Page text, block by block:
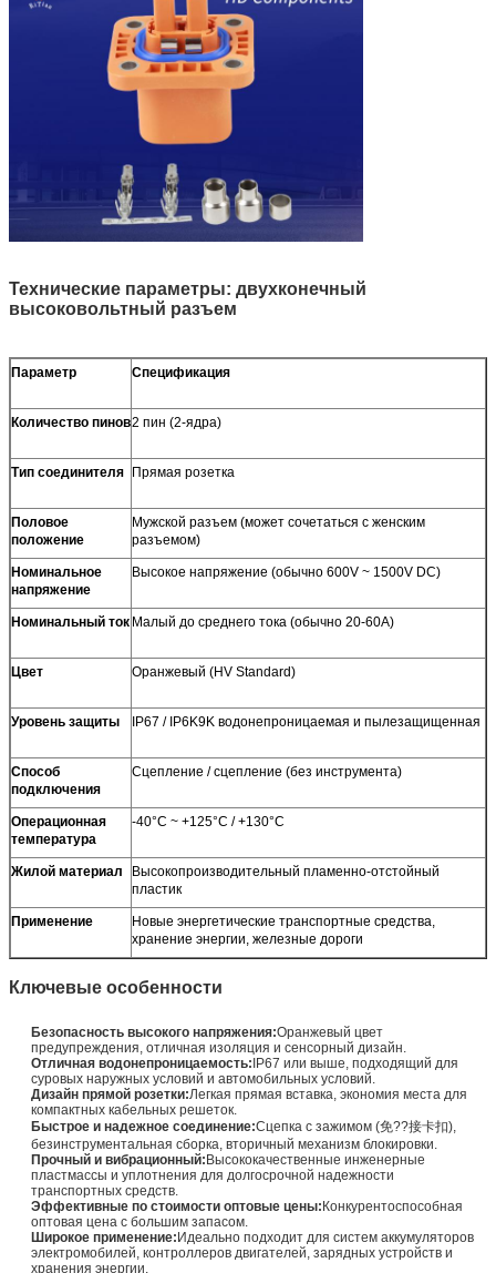
Технические параметры: двухконечный
высоковольтный разъем
Параметр Спецификация
Количество пинов2 пин (2-ядра)
Тип соединителя Прямая розетка
Половое
положение
Мужской разъем (может сочетаться с женским
разъемом)
Номинальное
напряжение
Высокое напряжение (обычно 600V ~ 1500V DC)
Номинальный ток Малый до среднего тока (обычно 20-60А)
Цвет Оранжевый (HV Standard)
Уровень защиты IP67 / IP6K9K водонепроницаемая и пылезащищенная
Способ
подключения
Сцепление / сцепление (без инструмента)
Операционная
температура
-40°C ~ +125°C / +130°C
Жилой материал
Высокопроизводительный пламенно-отстойный
пластик
Применение
Новые энергетические транспортные средства,
хранение энергии, железные дороги
Ключевые особенности
Безопасность высокого напряжения:Оранжевый цвет
предупреждения, отличная изоляция и сенсорный дизайн.
Отличная водонепроницаемость: IP67 или выше, подходящий для
суровых наружных условий и автомобильных условий.
Дизайн прямой розетки:Легкая прямая вставка, экономия места для
компактных кабельных решеток.
Быстрое и надежное соединение:Сцепка с зажимом (免??接卡扣),
безинструментальная сборка, вторичный механизм блокировки.
Прочный и вибрационный: Высококачественные инженерные
пластмассы и уплотнения для долгосрочной надежности
транспортных средств.
Эффективные по стоимости оптовые цены: Конкурентоспособная
оптовая цена с большим запасом.
Широкое применение: Идеально подходит для систем аккумуляторов
электромобилей, контроллеров двигателей, зарядных устройств и
хранения энергии.